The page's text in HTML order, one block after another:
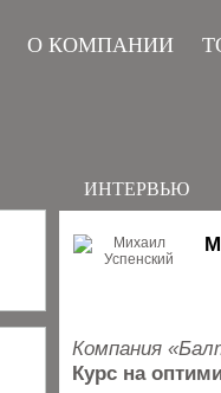
О КОМПАНИИ
ИНТЕРВЬЮ
Компания
Курс на